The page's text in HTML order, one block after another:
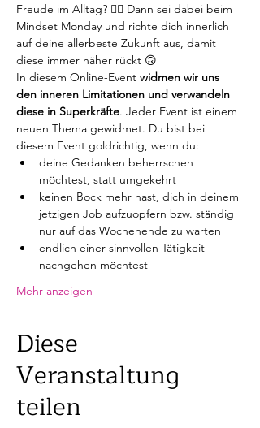
Freude im Alltag? 😶‍🌫️ Dann sei dabei beim
Mindset Monday und richte dich innerlich
auf deine allerbeste Zukunft aus, damit
diese immer näher rückt 🙃
In diesem Online-Event widmen wir uns
den inneren Limitationen und verwandeln
diese in Superkräfte. Jeder Event ist einem
neuen Thema gewidmet. Du bist bei
diesem Event goldrichtig, wenn du:
deine Gedanken beherrschen
möchtest, statt umgekehrt
keinen Bock mehr hast, dich in deinem
jetzigen Job aufzuopfern bzw. ständig
nur auf das Wochenende zu warten
endlich einer sinnvollen Tätigkeit
nachgehen möchtest
Mehr anzeigen
Diese
Veranstaltung
teilen